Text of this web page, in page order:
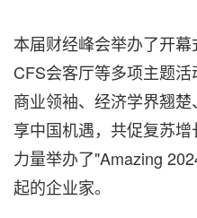
本届财经峰会举办了开幕
CFS会客厅等多项主题
商业领袖、经济学界翘
享中国机遇，共促复苏
力量举办了"Amazing
起的企业家。